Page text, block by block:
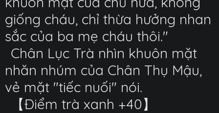
giống cháu, chỉ thừa hưởng nhan
sắc của ba mẹ cháu thôi."
Chân Lục Trà nhìn khuôn mặt
nhăn nhúm của Chân Thụ Mậu,
vẻ mặt "tiếc nuối" nói.
【Điểm trà xanh +40】